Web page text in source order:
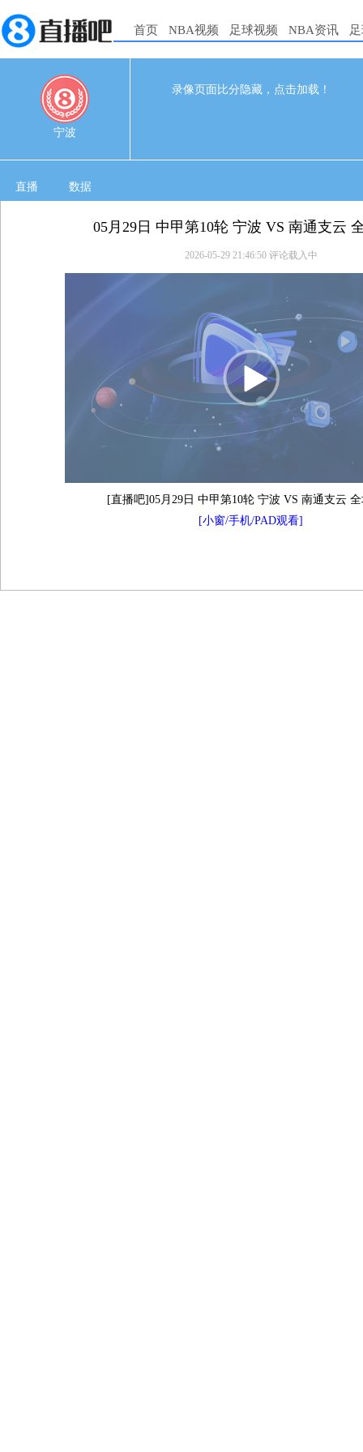
首页 NBA视频 足球视频 NBA资讯
宁波
录像页面比分隐藏，点击加载！
直播 数据
05月29日 中甲第10轮 宁波 VS 南通支云
2026-05-29 21:46:50 评论载入中
[直播吧]05月29日 中甲第10轮 宁波 VS 南通支云
[小窗/手机/PAD观看]